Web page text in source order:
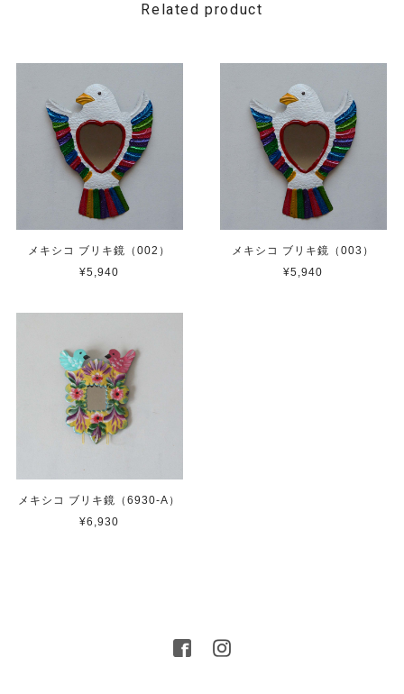
Related product
メキシコ ブリキ鏡（002）
¥5,940
メキシコ ブリキ鏡（003）
¥5,940
メキシコ ブリキ鏡（6930-A）
¥6,930